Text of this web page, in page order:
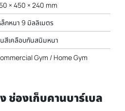
× 450 × 240 mm
ล็กหนา 9 มิลลิเมตร
สีเคลือบกันสนิมหนา
Gym / Home Gym
องเก็บคานบาร์เบล